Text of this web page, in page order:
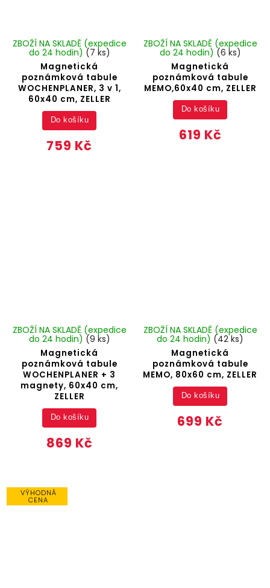
Magnetická
poznámková tabule
WOCHENPLANER, 3 v 1,
60x40 cm, ZELLER
ZBOŽÍ NA SKLADĚ (expedice
do 24 hodin) (7 ks)
759 Kč
Do košíku
Magnetická
poznámková tabule
MEMO,60x40 cm, ZELLER
ZBOŽÍ NA SKLADĚ (expedice
do 24 hodin) (6 ks)
619 Kč
Do košíku
Magnetická
poznámková tabule
WOCHENPLANER + 3
magnety, 60x40 cm,
ZELLER
ZBOŽÍ NA SKLADĚ (expedice
do 24 hodin) (9 ks)
869 Kč
Do košíku
Magnetická
poznámková tabule
MEMO, 80x60 cm, ZELLER
ZBOŽÍ NA SKLADĚ (expedice
do 24 hodin) (42 ks)
699 Kč
Do košíku
VÝHODNÁ
CENA